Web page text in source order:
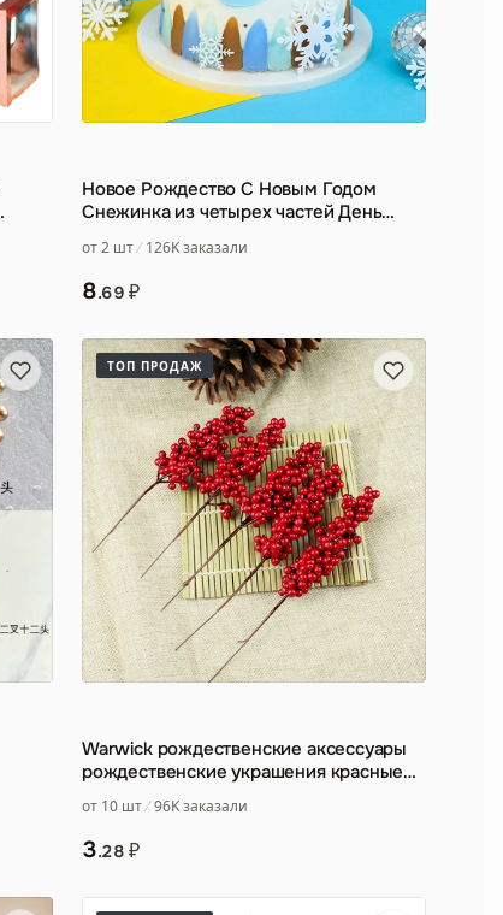
Новое Рождество С Новым Годом
Снежинка из четырех частей День
от 2 шт 126K заказали
8.69 ₽
ТОП ПРОДАЖ
Warwick рождественские аксессуары
рождественские украшения красные
от 10 шт 96K заказали
3.28 ₽